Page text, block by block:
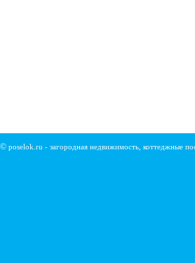
© poselok.ru - загородная недвижимость, коттеджные